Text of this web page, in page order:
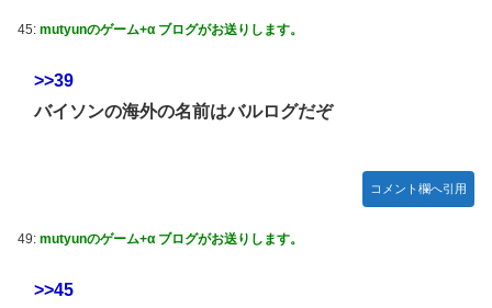
【のぎおび】乃木坂のマイナスイオン鈴木佑捺ちゃん 盛り
【ハロプロ】事務所「新曲は年1リリース、これで1年頑張っ
て」 ← これ
Juice=Juiceさん「TIF2026」で1位獲得ｷﾀ━━━━(ﾟ
【AIイラスト】フェラをしている女の子のAIエロ画像まとめ
45: mutyunのゲーム+α ブログがお送りします。
>>39
バイソンの海外の名前はバルログだぞ
コメント欄へ引用
49: mutyunのゲーム+α ブログがお送りします。
>>45